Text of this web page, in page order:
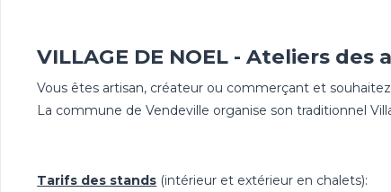
VILLAGE DE NOEL - Ateliers
Vous êtes artisan, créateur ou commerçant et
La commune de Vendeville organise son traditionnel
Tarifs des stands (intérieur et extérieur en chalets):